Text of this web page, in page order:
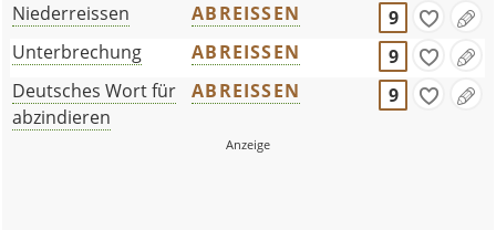
Niederreissen ABREISSEN
9
Unterbrechung
ABREISSEN
9
Deutsches Wort für
abzindieren
ABREISSEN 9